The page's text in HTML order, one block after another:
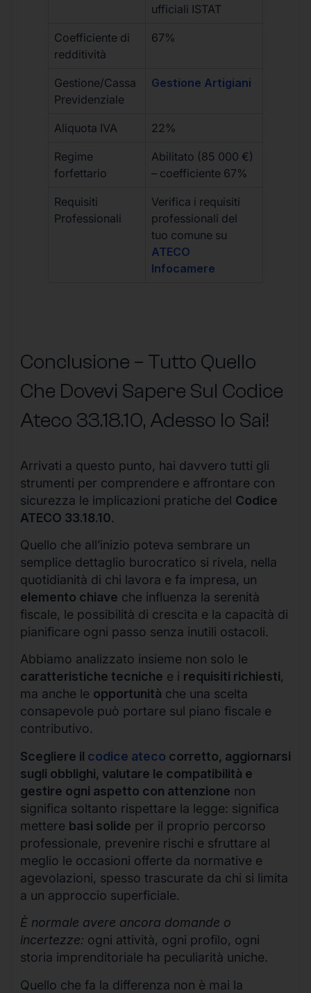
ufficiali ISTAT
Coefficiente di
redditività
67%
Gestione/Cassa
Previdenziale
Gestione Artigiani
Aliquota IVA 22%
Regime
forfettario
Abilitato (85 000 €)
– coefficiente 67%
Requisiti
Professionali
Verifica i requisiti
professionali del
tuo comune su
ATECO
Infocamere
Conclusione – Tutto Quello
Che Dovevi Sapere Sul Codice
Ateco 33.18.10, Adesso lo Sai!
Arrivati a questo punto, hai davvero tutti gli
strumenti per comprendere e affrontare con
sicurezza le implicazioni pratiche del Codice
ATECO 33.18.10.
Quello che all’inizio poteva sembrare un
semplice dettaglio burocratico si rivela, nella
quotidianità di chi lavora e fa impresa, un
elemento chiave che influenza la serenità
fiscale, le possibilità di crescita e la capacità di
pianificare ogni passo senza inutili ostacoli.
Abbiamo analizzato insieme non solo le
caratteristiche tecniche e i requisiti richiesti,
ma anche le opportunità che una scelta
consapevole può portare sul piano fiscale e
contributivo.
Scegliere il codice ateco corretto, aggiornarsi
sugli obblighi, valutare le compatibilità e
gestire ogni aspetto con attenzione non
significa soltanto rispettare la legge: significa
mettere basi solide per il proprio percorso
professionale, prevenire rischi e sfruttare al
meglio le occasioni offerte da normative e
agevolazioni, spesso trascurate da chi si limita
a un approccio superficiale.
È normale avere ancora domande o
incertezze: ogni attività, ogni profilo, ogni
storia imprenditoriale ha peculiarità uniche.
Quello che fa la differenza non è mai la